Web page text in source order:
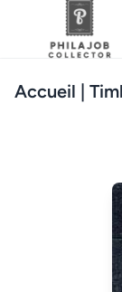
Accueil |